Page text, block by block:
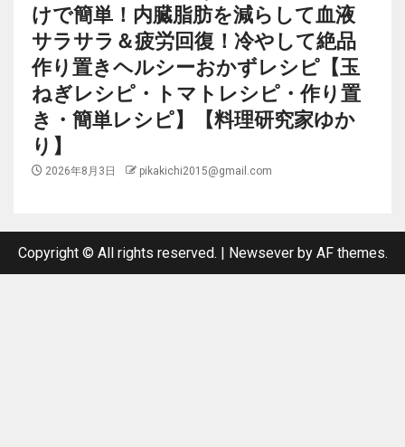
けで簡単！内臓脂肪を減らして血液
サラサラ＆疲労回復！冷やして絶品
作り置きヘルシーおかずレシピ【玉
ねぎレシピ・トマトレシピ・作り置
き・簡単レシピ】【料理研究家ゆか
り】
2026年8月3日 pikakichi2015@gmail.com
Copyright © All rights reserved. | Newseverby AF themes.